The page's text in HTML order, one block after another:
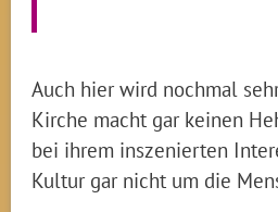
Auch hier wird nochmal
Kirche macht gar keinen
bei ihrem inszenierten
Kultur gar nicht um die